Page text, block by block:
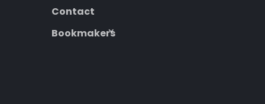
Contact
Bookmakers